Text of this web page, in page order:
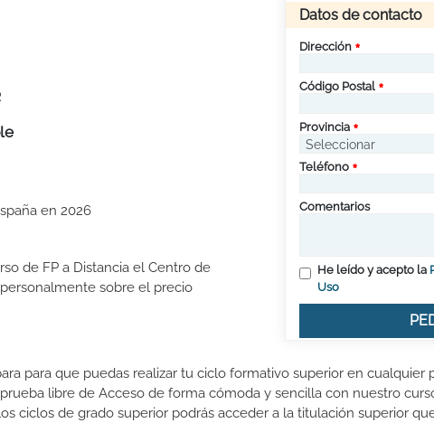
en 2026
de FP a Distancia el Centro de
sobre el precio
Datos de contacto
Dirección
Código Postal
Provincia
Teléfono
Comentarios
He leído y acepto la
Uso
para que puedas realizar tu ciclo formativo superior en cualquier
libre de Acceso de forma cómoda y sencilla con nuestro
ciclos de grado superior podrás acceder a la titulación superior